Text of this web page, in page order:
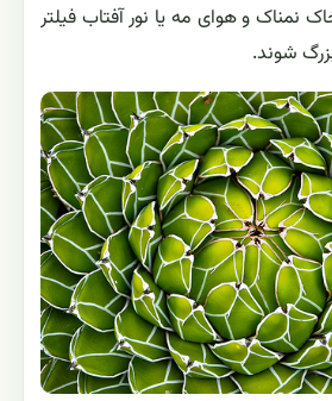
نمناک و هوای مه یا نور آفتاب فیلتر
شوند.